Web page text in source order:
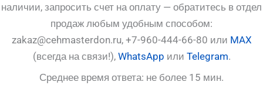
наличии, запросить счет на оплату — обратитесь в отдел
продаж любым удобным способом:
zakaz@cehmasterdon.ru, +7-960-444-66-80 или MAX
(всегда на связи!), WhatsApp или Telegram.
Среднее время ответа: не более 15 мин.